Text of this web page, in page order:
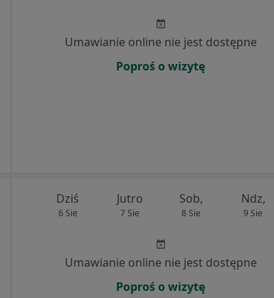
Umawianie online nie jest dostępne
Poproś o wizytę
Dziś
6 Sie
Jutro
7 Sie
Sob,
8 Sie
Ndz,
9 Sie
Umawianie online nie jest dostępne
Poproś o wizytę